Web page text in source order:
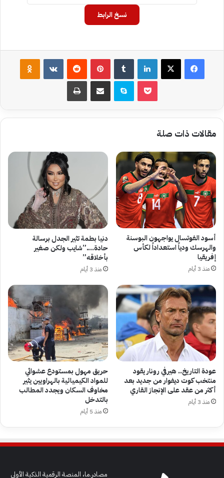
نسخ الرابط
فيسبوك‫X لينكدإن ‏Tumblr بينتيريست
‏Reddit
‏VKontakte
‫Pocket سكايب مشاركة عبر البريد طباعة
مقالات ذات صلة
أسود الفوتسال يواجهون البوسنة
والهرسك ودياً استعداداً لكأس
إفريقيا
منذ 3 أيام
دنيا بطمة تثير الجدل برسالة
حادة….”شايب ولكن صغير
بأخلاقه”
منذ 3 أيام
عودة التاريخ.. هيرفي رونار يقود
منتخب كوت ديفوار من جديد بعد
أكثر من عقد على الإنجاز القاري
منذ 3 أيام
حريق مهول بمستودع عشوائي
للمواد الكيميائية بالهراويين يثير
مخاوف السكان ويجدد المطالب
بالتدخل
منذ 5 أيام
مصادر.ما، المنصة الرقمية الذكية الأولى